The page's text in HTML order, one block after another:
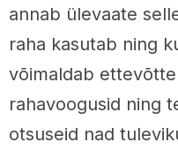
annab ülevaate
raha kasutab ning
võimaldab
rahavoogusid ning
otsuseid nad